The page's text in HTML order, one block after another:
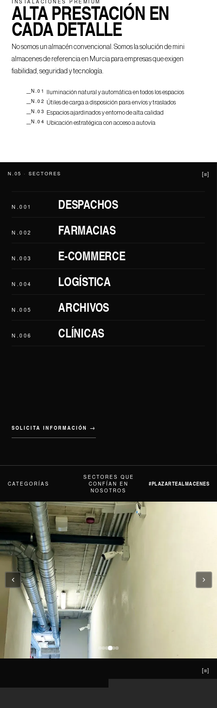
INSTALACIONES PREMIUM
ALTA PRESTACIÓN EN
CADA DETALLE
No somos un almacén convencional. Somos la solución de mini
almacenes de referencia en Murcia para empresas que exigen
fiabilidad, seguridad y tecnología.
N.01 Iluminación natural y automática en todos los espacios
N.02 Útiles de carga a disposición para envíos y traslados
N.03 Espacios ajardinados y entorno de alta calidad
N.04 Ubicación estratégica con acceso a autovía
N.05 · SECTORES [≡]
N.001 DESPACHOS
N.002 FARMACIAS
N.003 E-COMMERCE
N.004 LOGÍSTICA
N.005 ARCHIVOS
N.006 CLÍNICAS
SOLICITA INFORMACIÓN →
CATEGORÍAS
SECTORES QUE
CONFÍAN EN
NOSOTROS
#PLAZARTEALMACENES
[≡]